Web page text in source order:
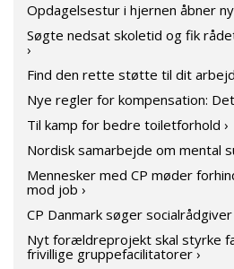
Opdagelsestur i hjernen åbner
Søgte nedsat skoletid og fik
›
Find den rette støtte til dit
Nye regler for kompensation:
Til kamp for bedre toiletforhold ›
Nordisk samarbejde om mental
Mennesker med CP møder
mod job ›
CP Danmark søger
Nyt forældreprojekt skal styrke
frivillige gruppefacilitatorer ›